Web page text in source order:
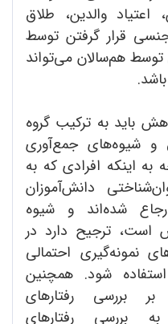
اعتیاد والدین، طلاق
قرار گرفتن توسط
توسط هم‌سالان می‌تواند
باید به ترکیب گروه
و شیوه‌های جمع‌آوری
اینکه افرادی که به
دانش‌آموزان
شده‌اند و شیوه
است، ترجیح دارد در
نمونه‌گیری احتمالی
شود. همچنین
بررسی رفتارهای
بررسی رفتارهای